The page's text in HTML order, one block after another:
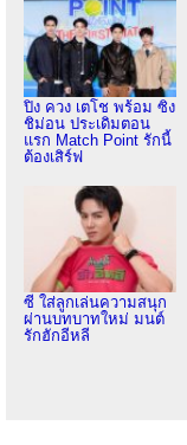
ปิง ควง เตโช พร้อม ซิง
ชิม่อน ประเดิมตอน
แรก Match Point รักนี้
ต้องเสิร์ฟ
ซี ใส่ลูกเล่นความสนุก
ผ่านบทบาทใหม่ มนต์
รักฮักอีหลี